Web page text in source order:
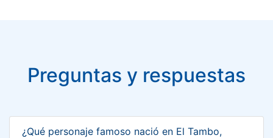
Preguntas y respuestas
¿Qué personaje famoso nació en El Tambo,